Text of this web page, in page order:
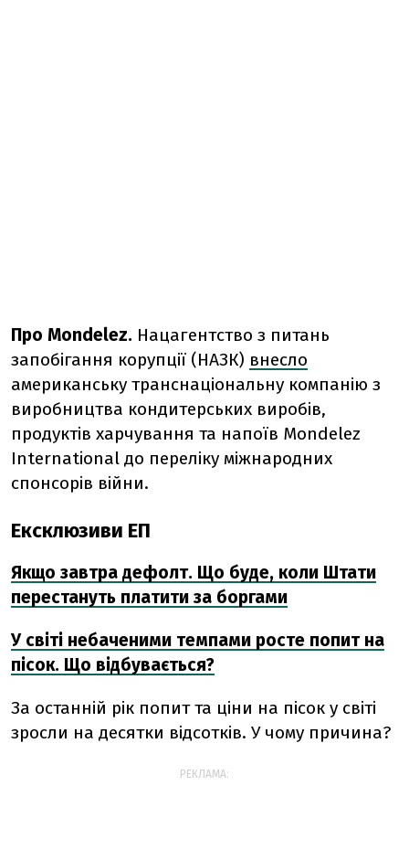
Про Mondelez. Нацагентство з питань
запобігання корупції (НАЗК) внесло
американську транснаціональну компанію з
виробництва кондитерських виробів,
продуктів харчування та напоїв Mondelez
International до переліку міжнародних
спонсорів війни.
Ексклюзиви ЕП
Якщо завтра дефолт. Що буде, коли Штати
перестануть платити за боргами
У світі небаченими темпами росте попит на
пісок. Що відбувається?
За останній рік попит та ціни на пісок у світі
зросли на десятки відсотків. У чому причина?
РЕКЛАМА: